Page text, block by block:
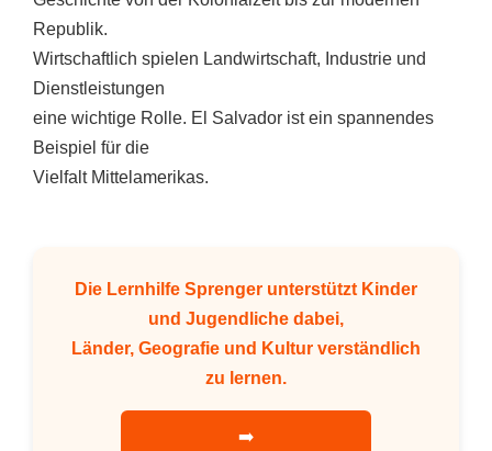
Republik.
Wirtschaftlich spielen Landwirtschaft, Industrie und
Dienstleistungen
eine wichtige Rolle. El Salvador ist ein spannendes
Beispiel für die
Vielfalt Mittelamerikas.
Die Lernhilfe Sprenger unterstützt Kinder
und Jugendliche dabei,
Länder, Geografie und Kultur verständlich
zu lernen.
➡️